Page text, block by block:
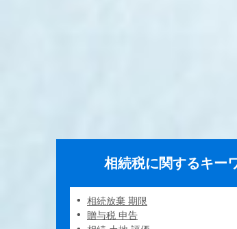
相続税に関するキー
相続放棄 期限
贈与税 申告